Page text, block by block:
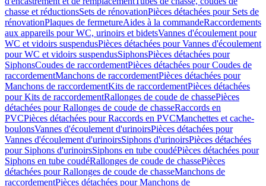
chasse et réductionsSets de rénovationPièces détachées pour Sets de
rénovationPlaques de fermetureAides à la commandeRaccordements
aux appareils pour WC, urinoirs et bidetsVannes d'écoulement pour
WC et vidoirs suspendusPièces détachées pour Vannes d'écoulement
pour WC et vidoirs suspendusSiphonsPièces détachées pour
SiphonsCoudes de raccordementPièces détachées pour Coudes de
raccordementManchons de raccordementPièces détachées pour
Manchons de raccordementKits de raccordementPièces détachées
pour Kits de raccordementRallonges de coude de chassePièces
détachées pour Rallonges de coude de chasseRaccords en
PVCPièces détachées pour Raccords en PVCManchettes et cache-
boulonsVannes d'écoulement d'urinoirsPièces détachées pour
Vannes d'écoulement d'urinoirsSiphons d'urinoirsPièces détachées
pour Siphons d'urinoirsSiphons en tube coudéPièces détachées pour
Siphons en tube coudéRallonges de coude de chassePièces
détachées pour Rallonges de coude de chasseManchons de
raccordementPièces détachées pour Manchons de